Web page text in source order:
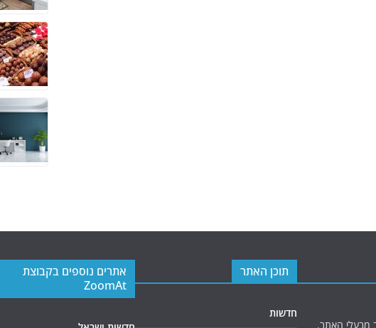
מבעלי האתר.
תוכן האתר
חדשות
אתרים נוספים בקבוצת
ZoomAt